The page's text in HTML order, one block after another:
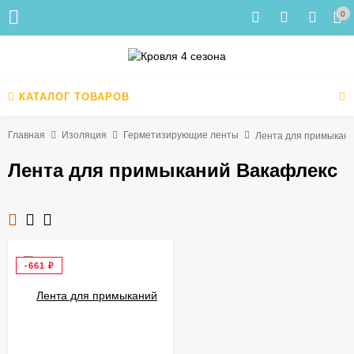
0
КАТАЛОГ ТОВАРОВ
Главная Изоляция Герметизирующие ленты Лента для
Лента для примыканий Вакафлекс
-661 ₽